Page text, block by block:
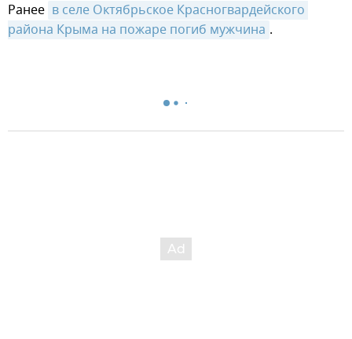
Ранее в селе Октябрьское Красногвардейского
района Крыма на пожаре погиб мужчина .